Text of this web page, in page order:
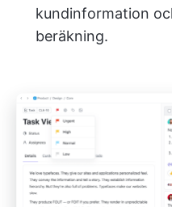
kundinformation
beräkning.